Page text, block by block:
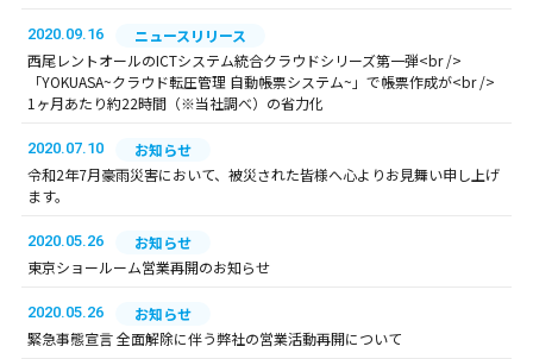
2020.09.16
ニュースリリース
西尾レントオールのICTシステム統合クラウドシリーズ第一弾<br />
「YOKUASA~クラウド転圧管理 自動帳票システム~」で帳票作成が<br />
1ヶ月あたり約22時間（※当社調べ）の省力化
2020.07.10
お知らせ
令和2年7月豪雨災害において、被災された皆様へ心よりお見舞い申し上げ
ます。
2020.05.26
お知らせ
東京ショールーム営業再開のお知らせ
2020.05.26
お知らせ
緊急事態宣言 全面解除に伴う弊社の営業活動再開について